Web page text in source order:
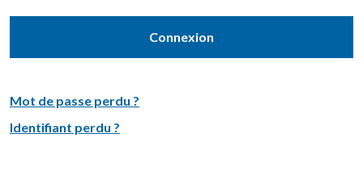
Connexion
Mot de passe perdu ?
Identifiant perdu ?